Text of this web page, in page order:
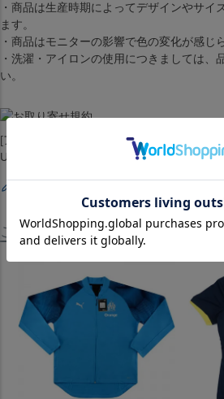
・商品は生産時期によってデザインやサイ
ます。
・商品はモニターの影響で色の変化が感じ
・洗濯・アイロンの使用につきましては、
い。
[アウター][ジャンパー][2018-19
United][Black][マンU/マン・ユナイテッド/マ
この商品を見たお客様はこちら